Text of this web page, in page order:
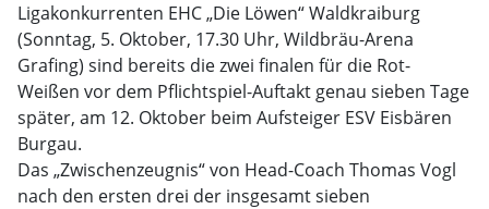
Ligakonkurrenten EHC „Die Löwen“ Waldkraiburg
(Sonntag, 5. Oktober, 17.30 Uhr, Wildbräu-Arena
Grafing) sind bereits die zwei finalen für die Rot-
Weißen vor dem Pflichtspiel-Auftakt genau sieben Tage
später, am 12. Oktober beim Aufsteiger ESV Eisbären
Burgau.
Das „Zwischenzeugnis“ von Head-Coach Thomas Vogl
nach den ersten drei der insgesamt sieben